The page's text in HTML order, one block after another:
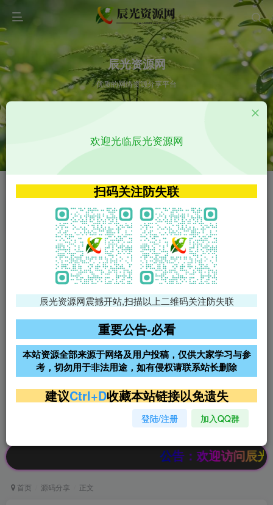
辰光资源网
优质的网络资源分享平台
VIP特权介绍 APP源码
VIP特权介绍
火
VIP特权介绍
影视源码
影视源码
免费领支付宝红包
腾讯轻量4核4G3M服务器38元/
阿里云2核2G200M服务器68元/
年
雨云高防免备案服务器
超低价文字广告位招租 超低价文字广告位招租
超低价文字广告位招租
公告：欢迎访问辰光资源网，
首页 源码分享 正文
欢迎光临辰光资源网
扫码关注防失联
辰光资源网震撼开站,扫描以上二维码关注防失联
重要公告-必看
本站资源全部来源于网络及用户投稿，仅供大家学习与参
考，切勿用于非法用途，如有侵权请联系站长删除
建议Ctrl+D收藏本站链接以免遗失
登陆/注册 加入QQ群